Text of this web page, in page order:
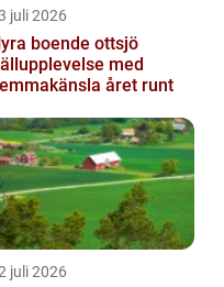
juli 2026
boende ottsjö
med
året runt
juli 2026